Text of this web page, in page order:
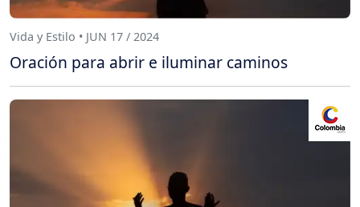
Vida y Estilo • JUN 17 / 2024
Oración para abrir e iluminar caminos